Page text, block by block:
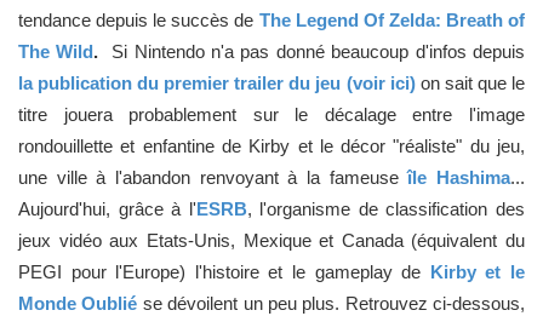
tendance depuis le succès de The Legend Of Zelda: Breath of
The Wild. Si Nintendo n'a pas donné beaucoup d'infos depuis
la publication du premier trailer du jeu (voir ici)on sait que le
titre jouera probablement sur le décalage entre l'image
rondouillette et enfantine de Kirby et le décor "réaliste" du jeu,
une ville à l'abandon renvoyant à la fameuseîle Hashima...
Aujourd'hui, grâce à l'ESRB, l'organisme de classification des
jeux vidéo aux Etats-Unis, Mexique et Canada (équivalent du
PEGI pour l'Europe) l'histoire et le gameplay de Kirby et le
Monde Oublié se dévoilent un peu plus. Retrouvez ci-dessous,